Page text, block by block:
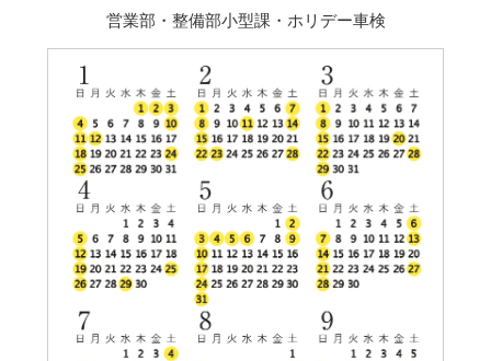
営業部・整備部小型課・ホリデー車検